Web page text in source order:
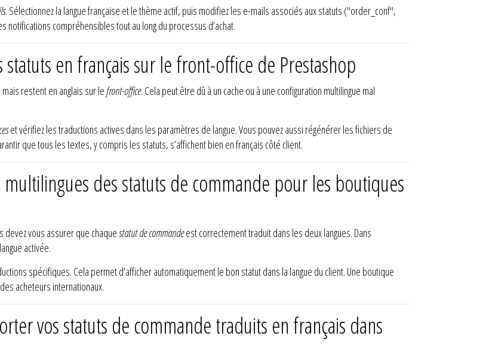
. Sélectionnez la langue française et le thème actif, puis modifiez les e-mails associés aux statuts ("order_conf",
compréhensibles tout au long du processus d’achat.
en français sur le front-office de Prestashop
restent en anglais sur lefront-office. Cela peut être dû à un cache ou à une configuration multilingue mal
et vérifiez les traductions actives dans les paramètres de langue. Vous pouvez aussi régénérer les fichiers de
que tous les textes, y compris les statuts, s’affichent bien en français côté client.
des statuts de commande pour les boutiques
vous assurer que chaquestatut de commandeest correctement traduit dans les deux langues. Dans
activée.
spécifiques. Cela permet d’afficher automatiquement le bon statut dans la langue du client. Une boutique
acheteurs internationaux.
vos statuts de commande traduits en français dans